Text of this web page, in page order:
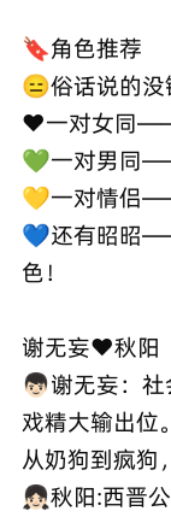
🔖角色推荐
😑俗话说的
❤️一对女同
💚一对男同
💛一对情侣
💙还有昭昭
色！
谢无妄❤️秋阳
👦🏻谢无妄：
戏精大输出位
从奶狗到疯狗
👧🏻秋阳:西晋